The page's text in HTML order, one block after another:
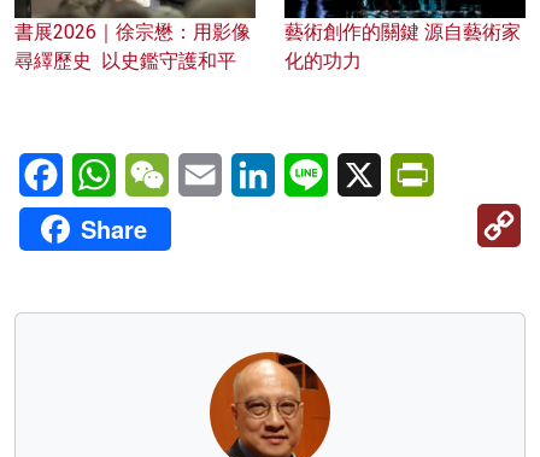
書展2026｜徐宗懋：用影像
尋繹歷史 以史鑑守護和平
藝術創作的關鍵 源自藝術家
化的功力
FacebookWhatsAppWeChatEmail LinkedInLine X
Share